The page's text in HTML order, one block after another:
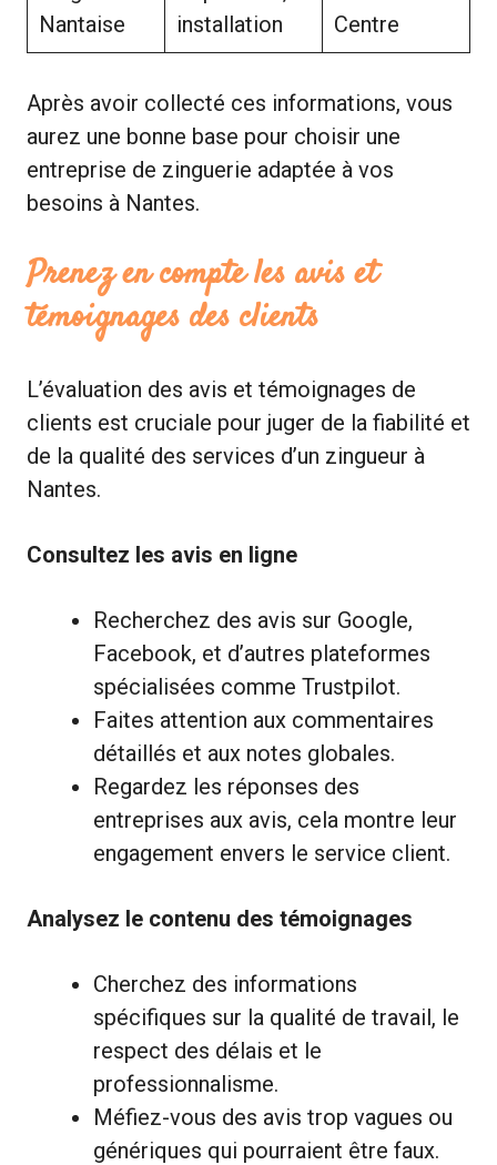
Nantaise
installation
Centre
Après avoir collecté ces informations, vous
aurez une bonne base pour choisir une
entreprise de zinguerie adaptée à vos
besoins à Nantes.
Prenez en compte les avis et
témoignages des clients
L’évaluation des avis et témoignages de
clients est cruciale pour juger de la fiabilité et
de la qualité des services d’un zingueur à
Nantes.
Consultez les avis en ligne
Recherchez des avis sur Google,
Facebook, et d’autres plateformes
spécialisées comme Trustpilot.
Faites attention aux commentaires
détaillés et aux notes globales.
Regardez les réponses des
entreprises aux avis, cela montre leur
engagement envers le service client.
Analysez le contenu des témoignages
Cherchez des informations
spécifiques sur la qualité de travail, le
respect des délais et le
professionnalisme.
Méfiez-vous des avis trop vagues ou
génériques qui pourraient être faux.